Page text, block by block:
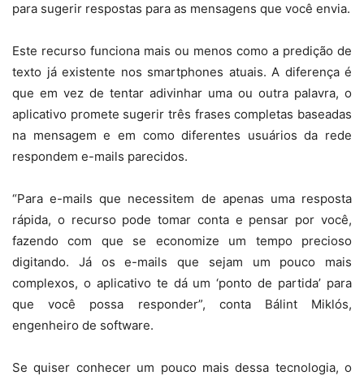
para sugerir respostas para as mensagens que você envia.
Este recurso funciona mais ou menos como a predição de
texto já existente nos smartphones atuais. A diferença é
que em vez de tentar adivinhar uma ou outra palavra, o
aplicativo promete sugerir três frases completas baseadas
na mensagem e em como diferentes usuários da rede
respondem e-mails parecidos.
“Para e-mails que necessitem de apenas uma resposta
rápida, o recurso pode tomar conta e pensar por você,
fazendo com que se economize um tempo precioso
digitando. Já os e-mails que sejam um pouco mais
complexos, o aplicativo te dá um ‘ponto de partida’ para
que você possa responder”, conta Bálint Miklós,
engenheiro de software.
Se quiser conhecer um pouco mais dessa tecnologia, o